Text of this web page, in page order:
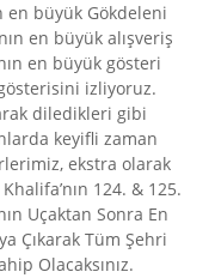
büyük Gökdeleni
en büyük alışveriş
en büyük gösteri
izliyoruz.
diledikleri gibi
keyifli zaman
ekstra olarak
124. & 125.
Uçaktan Sonra En
Çıkarak Tüm Şehri
Olacaksınız.